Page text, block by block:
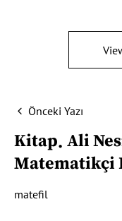
Önceki Yazı
Kitap Ali
Matematikçi
matefil